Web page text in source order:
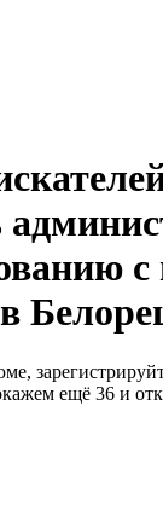
с
ещё 36 и